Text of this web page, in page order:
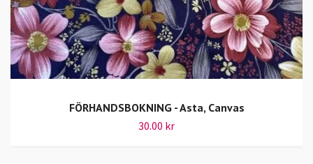
FÖRHANDSBOKNING - Asta, Canvas
30.00 kr